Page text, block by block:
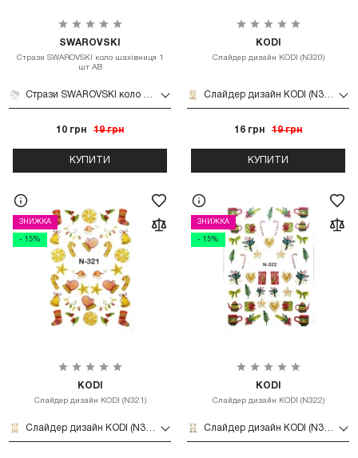
SWAROVSKI
Стрази SWAROVSKI коло шахівниця 1
шт AB
Стрази SWAROVSKI коло шахівниця 1 шт AB
10 грн 19 грн
КУПИТИ
KODI
Слайдер дизайн KODI (N320)
Слайдер дизайн KODI (N320)
16 грн 19 грн
КУПИТИ
ЗНИЖКА
- 15%
KODI
Слайдер дизайн KODI (N321)
Слайдер дизайн KODI (N321)
ЗНИЖКА
- 15%
KODI
Слайдер дизайн KODI (N322)
Слайдер дизайн KODI (N322)